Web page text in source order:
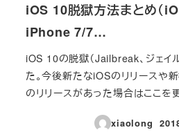
iOS 10脱獄方法まとめ（
iPhone 7/7…
iOS 10の脱獄（Jailbreak、ジェイ
た。今後新たなiOSのリリースや
のリリースがあった場合はここを
xiaolong
投